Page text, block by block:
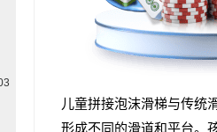
儿童拼接泡沫滑梯与传统
形成不同的滑道和平台。